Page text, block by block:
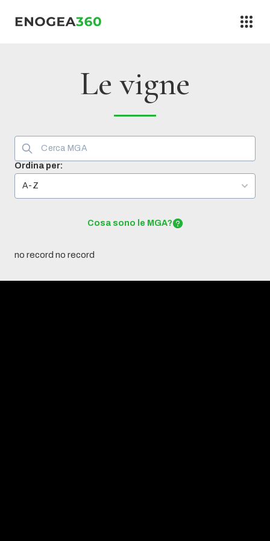
Le vigne
Ordina per:
A-Z
Cosa sono le MGA?
no record no record